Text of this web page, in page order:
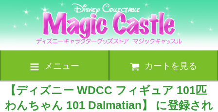
メニュー カートを見る
【ディズニー WDCC フィギュア 101匹
わんちゃん 101 Dalmatian】 に登録され